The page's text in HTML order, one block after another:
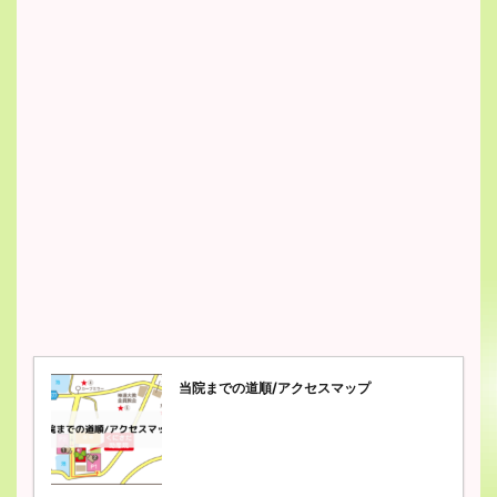
当院までの道順/アクセスマップ